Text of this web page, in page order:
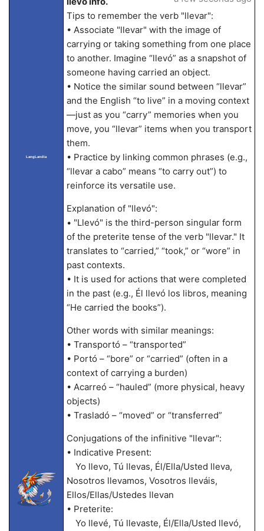
LangLandia
Tips to remember the verb "llevar":
• Associate "llevar" with the image of
carrying or taking something from one place
to another. Imagine “llevó” as a snapshot of
someone having carried an object.
• Notice the similar sound between “llevar”
and the English “to live” in a moving context
—just as you “carry” memories when you
move, you “llevar” items when you transport
them.
• Practice by linking common phrases (e.g.,
“llevar a cabo” means “to carry out”) to
reinforce its versatile use.
Explanation of "llevó":
• "Llevó" is the third-person singular form
of the preterite tense of the verb "llevar." It
translates to “carried,” “took,” or “wore” in
past contexts.
• It is used for actions that were completed
in the past (e.g., Él llevó los libros, meaning
“He carried the books”).
Other words with similar meanings:
• Transportó – “transported”
• Portó – “bore” or “carried” (often in a
context of carrying a burden)
• Acarreó – “hauled” (more physical, heavy
objects)
• Trasladó – “moved” or “transferred”
Conjugations of the infinitive "llevar":
• Indicative Present:
Yo llevo, Tú llevas, Él/Ella/Usted lleva,
Nosotros llevamos, Vosotros lleváis,
Ellos/Ellas/Ustedes llevan
• Preterite:
Yo llevé, Tú llevaste, Él/Ella/Usted llevó,